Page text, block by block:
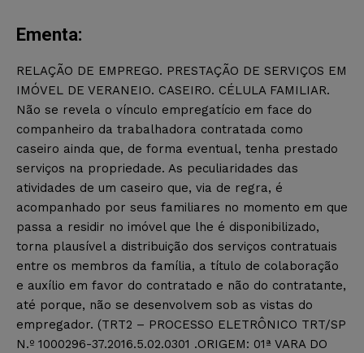
Ementa:
RELAÇÃO DE EMPREGO. PRESTAÇÃO DE SERVIÇOS EM
IMÓVEL DE VERANEIO. CASEIRO. CÉLULA FAMILIAR.
Não se revela o vínculo empregatício em face do
companheiro da trabalhadora contratada como
caseiro ainda que, de forma eventual, tenha prestado
serviços na propriedade. As peculiaridades das
atividades de um caseiro que, via de regra, é
acompanhado por seus familiares no momento em que
passa a residir no imóvel que lhe é disponibilizado,
torna plausível a distribuição dos serviços contratuais
entre os membros da família, a título de colaboração
e auxílio em favor do contratado e não do contratante,
até porque, não se desenvolvem sob as vistas do
empregador. (TRT2 – PROCESSO ELETRÔNICO TRT/SP
N.º 1000296-37.2016.5.02.0301 .ORIGEM: 01ª VARA DO